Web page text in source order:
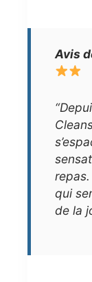
Avis
repas.
qui
de la